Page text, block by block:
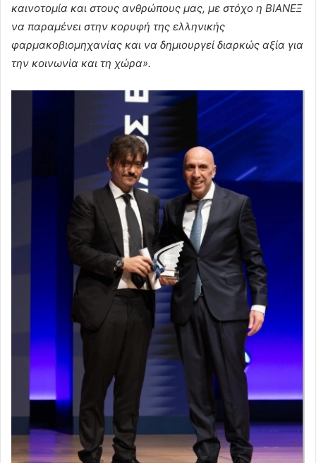
καινοτομία και στους ανθρώπους μας, με στόχο η ΒΙΑΝΕΞ
να παραμένει στην κορυφή της ελληνικής
φαρμακοβιομηχανίας και να δημιουργεί διαρκώς αξία για
την κοινωνία και τη χώρα».